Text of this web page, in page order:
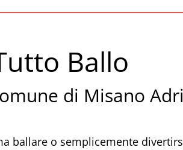
Ballo
di Misano
ballare o semplicemente